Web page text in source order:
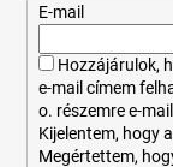
E-mail
Hozzájárulok,
e-mail címem
o. részemre e-
Kijelentem, hogy
Megértettem,